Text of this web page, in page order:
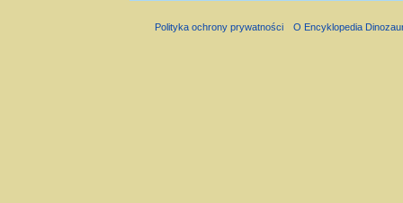
Polityka ochrony prywatności O Encyklopedia